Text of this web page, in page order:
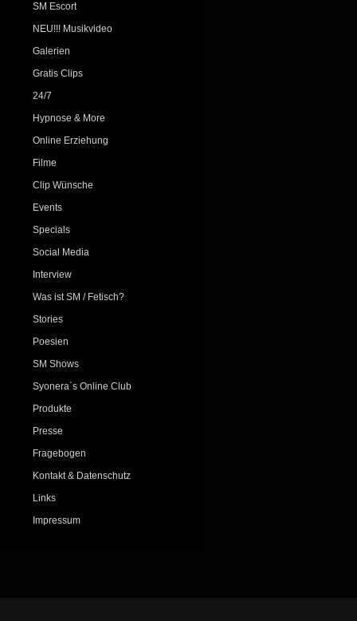
SM Escort
NEU!!! Musikvideo
Galerien
Gratis Clips
24/7
Hypnose & More
Online Erziehung
Filme
Clip Wünsche
Events
Specials
Social Media
Interview
Was ist SM / Fetisch?
Stories
Poesien
SM Shows
Syonera`s Online Club
Produkte
Presse
Fragebogen
Kontakt & Datenschutz
Links
Impressum